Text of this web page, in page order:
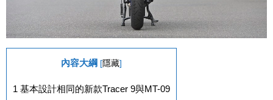
內容大綱 [隱藏]
1 基本設計相同的新款Tracer 9與MT-09